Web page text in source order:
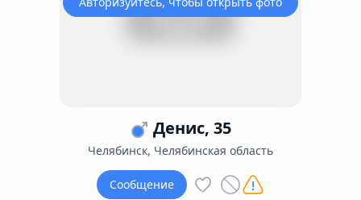
Денис, 35
Челябинск, Челябинская область
Сообщение